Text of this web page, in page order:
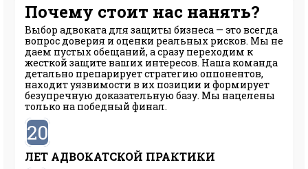
Почему стоит нас нанять?
Выбор адвоката для защиты бизнеса — это всегда
вопрос доверия и оценки реальных рисков. Мы не
даем пустых обещаний, а сразу переходим к
жесткой защите ваших интересов. Наша команда
детально препарирует стратегию оппонентов,
находит уязвимости в их позиции и формирует
безупречную доказательную базу. Мы нацелены
только на победный финал.
20
ЛЕТ АДВОКАТСКОЙ ПРАКТИКИ